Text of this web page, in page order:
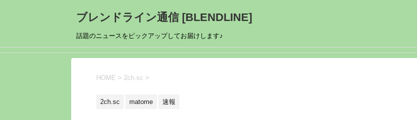
ブレンドライン通信 [BLENDLINE]
話題のニュースをピックアップしてお届けします♪
HOME > 2ch.sc >
2ch.sc matome 速報